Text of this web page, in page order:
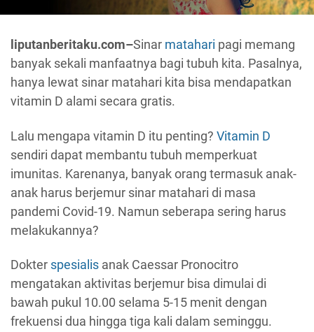
liputanberitaku.com–Sinar matahari pagi memang
banyak sekali manfaatnya bagi tubuh kita. Pasalnya,
hanya lewat sinar matahari kita bisa mendapatkan
vitamin D alami secara gratis.
Lalu mengapa vitamin D itu penting? Vitamin D
sendiri dapat membantu tubuh memperkuat
imunitas. Karenanya, banyak orang termasuk anak-
anak harus berjemur sinar matahari di masa
pandemi Covid-19. Namun seberapa sering harus
melakukannya?
Dokter spesialis anak Caessar Pronocitro
mengatakan aktivitas berjemur bisa dimulai di
bawah pukul 10.00 selama 5-15 menit dengan
frekuensi dua hingga tiga kali dalam seminggu.